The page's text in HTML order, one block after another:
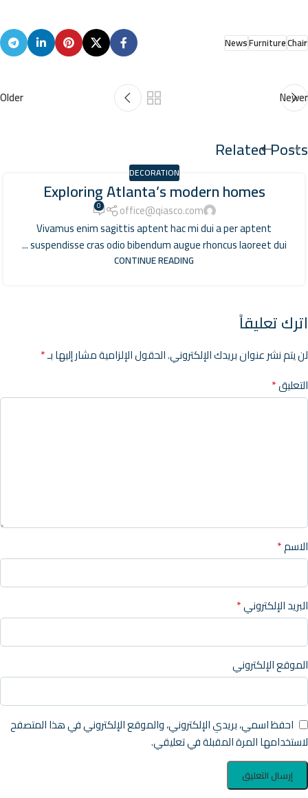
Chair
Furniture
News
Newer
Older
Related Posts
DECORATION
Exploring Atlanta’s modern homes
office@qiasco.com
0
Vivamus enim sagittis aptent hac mi dui a per aptent
suspendisse cras odio bibendum augue rhoncus laoreet dui ...
CONTINUE READING
اترك تعليقاً
لن يتم نشر عنوان بريدك الإلكتروني.الحقول الإلزامية مشار إليها بـ*
التعليق*
الاسم*
البريد الإلكتروني*
الموقع الإلكتروني
احفظ اسمي، بريدي الإلكتروني، والموقع الإلكتروني في هذا المتصفح
لاستخدامها المرة المقبلة في تعليقي.